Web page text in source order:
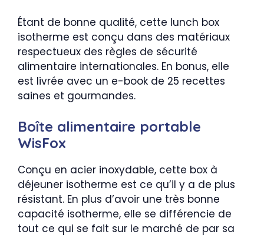
Étant de bonne qualité, cette lunch box
isotherme est conçu dans des matériaux
respectueux des règles de sécurité
alimentaire internationales. En bonus, elle
est livrée avec un e-book de 25 recettes
saines et gourmandes.
Boîte alimentaire portable
WisFox
Conçu en acier inoxydable, cette box à
déjeuner isotherme est ce qu’il y a de plus
résistant. En plus d’avoir une très bonne
capacité isotherme, elle se différencie de
tout ce qui se fait sur le marché de par sa